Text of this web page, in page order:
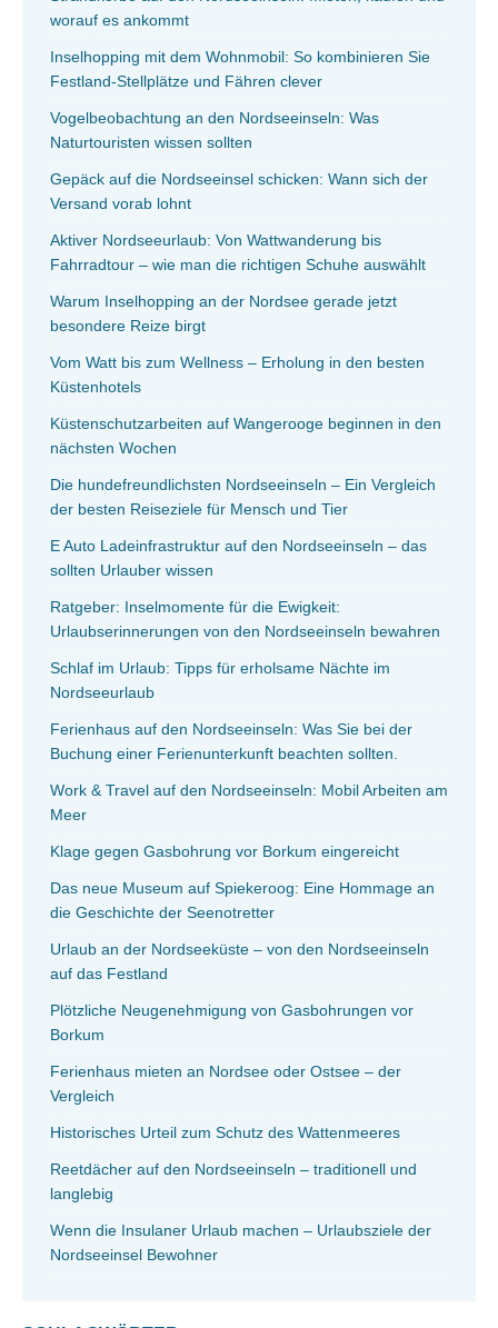
worauf es ankommt
Inselhopping mit dem Wohnmobil: So kombinieren Sie
Festland-Stellplätze und Fähren clever
Vogelbeobachtung an den Nordseeinseln: Was
Naturtouristen wissen sollten
Gepäck auf die Nordseeinsel schicken: Wann sich der
Versand vorab lohnt
Aktiver Nordseeurlaub: Von Wattwanderung bis
Fahrradtour – wie man die richtigen Schuhe auswählt
Warum Inselhopping an der Nordsee gerade jetzt
besondere Reize birgt
Vom Watt bis zum Wellness – Erholung in den besten
Küstenhotels
Küstenschutzarbeiten auf Wangerooge beginnen in den
nächsten Wochen
Die hundefreundlichsten Nordseeinseln – Ein Vergleich
der besten Reiseziele für Mensch und Tier
E Auto Ladeinfrastruktur auf den Nordseeinseln – das
sollten Urlauber wissen
Ratgeber: Inselmomente für die Ewigkeit:
Urlaubserinnerungen von den Nordseeinseln bewahren
Schlaf im Urlaub: Tipps für erholsame Nächte im
Nordseeurlaub
Ferienhaus auf den Nordseeinseln: Was Sie bei der
Buchung einer Ferienunterkunft beachten sollten.
Work & Travel auf den Nordseeinseln: Mobil Arbeiten am
Meer
Klage gegen Gasbohrung vor Borkum eingereicht
Das neue Museum auf Spiekeroog: Eine Hommage an
die Geschichte der Seenotretter
Urlaub an der Nordseeküste – von den Nordseeinseln
auf das Festland
Plötzliche Neugenehmigung von Gasbohrungen vor
Borkum
Ferienhaus mieten an Nordsee oder Ostsee – der
Vergleich
Historisches Urteil zum Schutz des Wattenmeeres
Reetdächer auf den Nordseeinseln – traditionell und
langlebig
Wenn die Insulaner Urlaub machen – Urlaubsziele der
Nordseeinsel Bewohner